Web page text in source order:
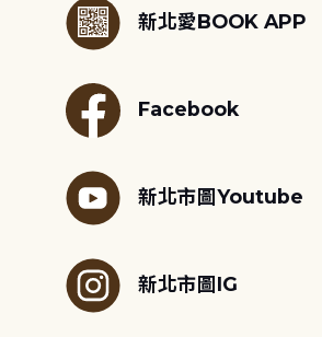
新北愛BOOK APP
Facebook
新北市圖Youtube
新北市圖IG